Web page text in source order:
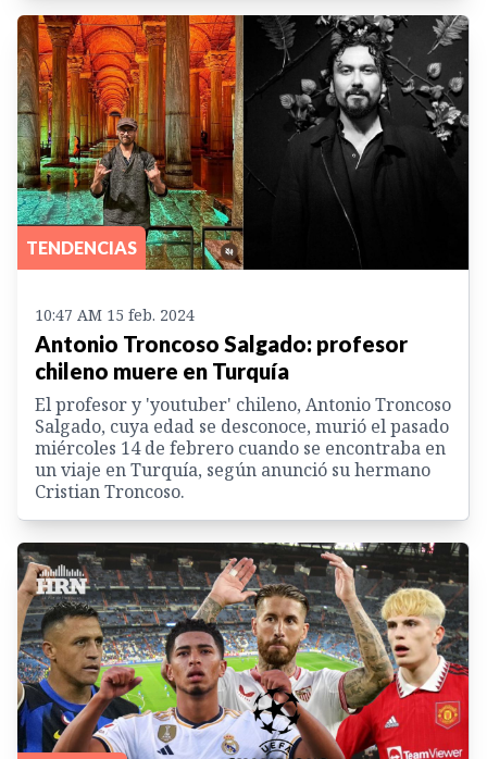
TENDENCIAS
10:47 AM 15 feb. 2024
Antonio Troncoso Salgado: profesor
chileno muere en Turquía
El profesor y 'youtuber' chileno, Antonio Troncoso
Salgado, cuya edad se desconoce, murió el pasado
miércoles 14 de febrero cuando se encontraba en
un viaje en Turquía, según anunció su hermano
Cristian Troncoso.